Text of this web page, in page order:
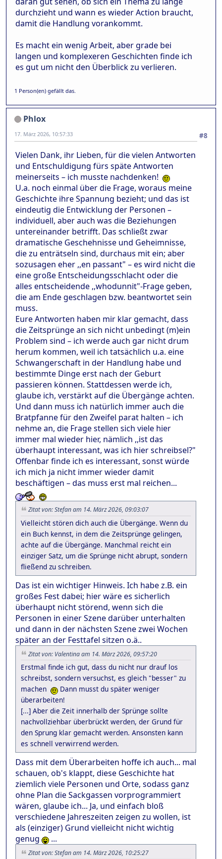
durchzieht und wann es wieder Action braucht,
damit die Handlung vorankommt.
Es macht ein wenig Arbeit, aber grade bei
langen und komplexeren Geschichten finde ich
es gut um nicht den Überblick zu verlieren.
1 Person(en) gefällt das.
Phlox
#8
17. März 2026, 10:57:33
Vielen Dank, ihr Lieben, für die vielen Antworten
und Entschuldigung fürs späte Antworten
meinerseits – ich musste nachdenken!
U.a. noch einmal über die Frage, woraus meine
Geschichte ihre Spannung bezieht; und das ist
eindeutig die Entwicklung der Personen –
individuell, aber auch was die Beziehungen
untereinander betrifft. Das schließt zwar
dramatische Geschehnisse und Geheimnisse,
die zu enträtseln sind, durchaus mit ein; aber
sozusagen eher ,,en passant" – es wird nicht die
eine große Entscheidungsschlacht oder die
alles entscheidende ,,whodunnit"-Frage geben,
die am Ende geschlagen bzw. beantwortet sein
muss.
Eure Antworten haben mir klar gemacht, dass
die Zeitsprünge an sich nicht unbedingt (m)ein
Problem sind – ich werde auch gar nicht drum
herum kommen, weil ich tatsächlich u.a. eine
Schwangerschaft in der Handlung habe und
bestimmte Dinge erst nach der Geburt
passieren können. Stattdessen werde ich,
glaube ich, verstärkt auf die Übergänge achten.
Und dann muss ich natürlich immer auch die
Bratpfanne für den Zweifel parat halten – ich
nehme an, die Frage stellen sich viele hier
immer mal wieder hier, nämlich ,,ist das
überhaupt interessant, was ich hier schreibsel?"
Offenbar finde ich es interessant, sonst würde
ich mich ja nicht immer wieder damit
beschäftigen – das muss erst mal reichen...
Zitat von: Stefan am 14. März 2026, 09:03:07
Vielleicht stören dich auch die Übergänge. Wenn du
ein Buch kennst, in dem die Zeitsprünge gelingen,
achte auf die Übergänge. Manchmal reicht ein
einziger Satz, um die Sprünge nicht abrupt, sondern
fließend zu schreiben.
Das ist ein wichtiger Hinweis. Ich habe z.B. ein
großes Fest dabei; hier wäre es sicherlich
überhaupt nicht störend, wenn sich die
Personen in einer Szene darüber unterhalten
und dann in der nächsten Szene zwei Wochen
später an der Festtafel sitzen o.ä..
Zitat von: Valentina am 14. März 2026, 09:57:20
Erstmal finde ich gut, dass du nicht nur drauf los
schreibst, sondern versuchst, es gleich "besser" zu
machen
Dann musst du später weniger
überarbeiten!
[...] Aber die Zeit innerhalb der Sprünge sollte
nachvollziehbar überbrückt werden, der Grund für
den Sprung klar gemacht werden. Ansonsten kann
es schnell verwirrend werden.
Dass mit dem Überarbeiten hoffe ich auch... mal
schauen, ob's klappt, diese Geschichte hat
ziemlich viele Personen und Orte, sodass ganz
ohne Plan die Sackgassen vorprogrammiert
wären, glaube ich... Ja, und einfach bloß
verschiedene Jahreszeiten zeigen zu wollen, ist
als (einziger) Grund vielleicht nicht wichtig
genug
...
Zitat von: Stefan am 14. März 2026, 10:25:27